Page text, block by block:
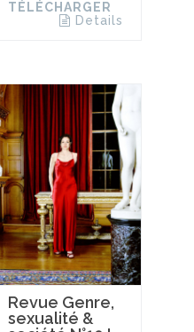
TÉLÉCHARGER
Details
Revue Genre,
sexualité &